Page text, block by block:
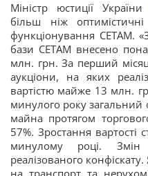
Міністр юстиції України
більш ніж
функціонування СЕТАМ.
бази СЕТАМ внесено
млн. грн. За перший
аукціони, на яких
вартістю майже 13 млн.
минулого року загальний
майна протягом
57%. Зростання вартості
минулому році. Змін
реалізованого
на транспорт та